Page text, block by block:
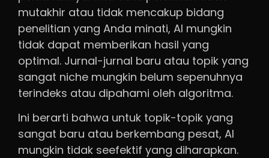
mutakhir atau tidak mencakup bidang
penelitian yang Anda minati, AI mungkin
tidak dapat memberikan hasil yang
optimal. Jurnal-jurnal baru atau topik yang
sangat niche mungkin belum sepenuhnya
terindeks atau dipahami oleh algoritma.
Ini berarti bahwa untuk topik-topik yang
sangat baru atau berkembang pesat, AI
mungkin tidak seefektif yang diharapkan.